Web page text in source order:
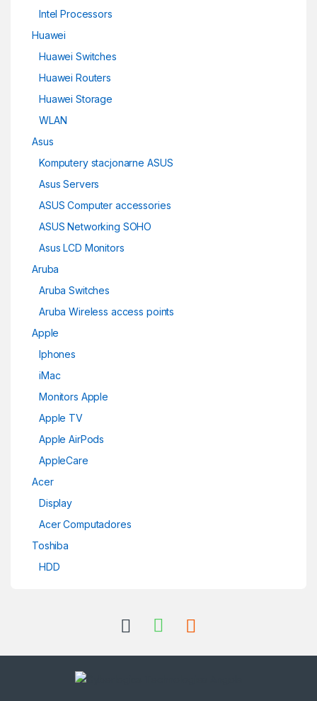
Intel Processors
Huawei
Huawei Switches
Huawei Routers
Huawei Storage
WLAN
Asus
Komputery stacjonarne ASUS
Asus Servers
ASUS Computer accessories
ASUS Networking SOHO
Asus LCD Monitors
Aruba
Aruba Switches
Aruba Wireless access points
Apple
Iphones
iMac
Monitors Apple
Apple TV
Apple AirPods
AppleCare
Acer
Display
Acer Computadores
Toshiba
HDD